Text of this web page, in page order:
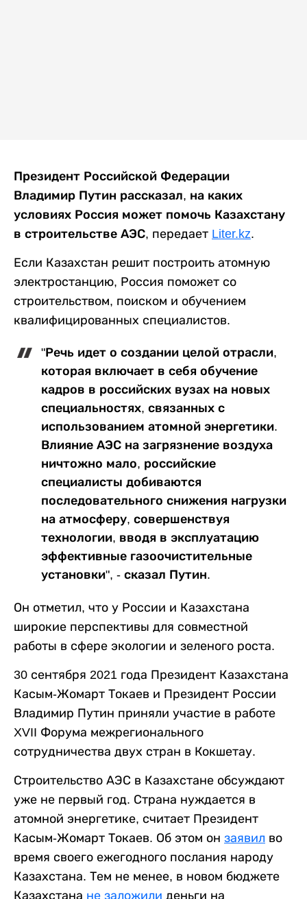
Президент Российской Федерации
Владимир Путин рассказал, на каких
условиях Россия может помочь Казахстану
в строительстве АЭС, передает Liter.kz.
Если Казахстан решит построить атомную
электростанцию, Россия поможет со
строительством, поиском и обучением
квалифицированных специалистов.
"Речь идет о создании целой отрасли,
которая включает в себя обучение
кадров в российских вузах на новых
специальностях, связанных с
использованием атомной энергетики.
Влияние АЭС на загрязнение воздуха
ничтожно мало, российские
специалисты добиваются
последовательного снижения нагрузки
на атмосферу, совершенствуя
технологии, вводя в эксплуатацию
эффективные газоочистительные
установки", - сказал Путин.
Он отметил, что у России и Казахстана
широкие перспективы для совместной
работы в сфере экологии и зеленого роста.
30 сентября 2021 года Президент Казахстана
Касым-Жомарт Токаев и Президент России
Владимир Путин приняли участие в работе
XVII Форума межрегионального
сотрудничества двух стран в Кокшетау.
Строительство АЭС в Казахстане обсуждают
уже не первый год. Страна нуждается в
атомной энергетике, считает Президент
Касым-Жомарт Токаев. Об этом он заявил во
время своего ежегодного послания народу
Казахстана. Тем не менее, в новом бюджете
Казахстана не заложили деньги на